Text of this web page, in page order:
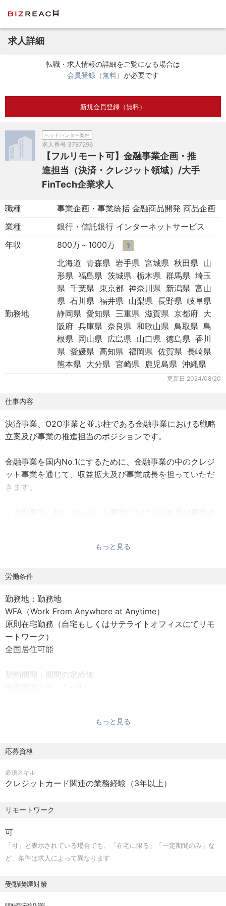
求人詳細
転職・求人情報の詳細をご覧になる場合は
会員登録（無料） が必要です
新規会員登録（無料）
ヘッドハンター案件
求人番号 3787296
【フルリモート可】金融事業企画・推
進担当（決済・クレジット領域）/大手
FinTech企業求人
職種
事業企画・事業統括 金融商品開発 商品企画
業種
銀行・信託銀行 インターネットサービス
年収
800万～1000万 ？
勤務地
北海道 青森県 岩手県 宮城県 秋田県 山
形県 福島県 茨城県 栃木県 群馬県 埼玉
県 千葉県 東京都 神奈川県 新潟県 富山
県 石川県 福井県 山梨県 長野県 岐阜県
静岡県 愛知県 三重県 滋賀県 京都府 大
阪府 兵庫県 奈良県 和歌山県 鳥取県 島
根県 岡山県 広島県 山口県 徳島県 香川
県 愛媛県 高知県 福岡県 佐賀県 長崎県
熊本県 大分県 宮崎県 鹿児島県 沖縄県
更新日 2024/08/20
仕事内容
決済事業、O2O事業と並ぶ柱である金融事業における戦略
立案及び事業の推進担当のポジションです。
金融事業を国内No.1にするために、金融事業の中のクレジ
ット事業を通じて、収益拡大及び事業成長を担っていただ
きます。
推進
もっと見る
労働条件
勤務地：勤務地
WFA（Work From Anywhere at Anytime）
原則在宅勤務（自宅もしくはサテライトオフィスにてリモ
ートワーク）
全国居住可能
契約期間：期間の定め無
残業：有（平均月20時間 / 月40時間を超える残業代は追加
年収：600万円〜1000万円
もっと見る
応募資格
必須スキル
クレジットカード関連の業務経験（3年以上）
リモートワーク
可
「可」と表示されている場合でも、「在宅に限る」「一定期間のみ」な
ど、条件は求人によって異なります
受動喫煙対策